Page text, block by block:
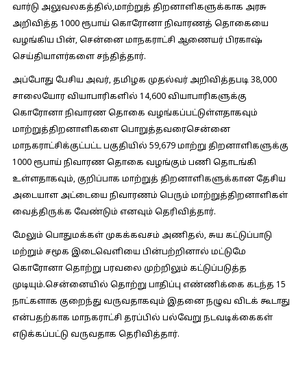
வார்டு அலுவலகத்தில்,மாற்றுத் திறனாளிகளுக்காக அரசு
அறிவித்த 1000 ரூபாய் கொரோனா நிவாரணத் தொகையை
வழங்கிய பின், சென்னை மாநகராட்சி ஆணையர் பிரகாஷ்
செய்தியாளர்களை சந்தித்தார்.
அப்போது பேசிய அவர், தமிழக முதல்வர் அறிவித்தபடி 38,000
சாலையோர வியாபாரிகளில் 14,600 வியாபாரிகளுக்கு
கொரோனா நிவாரண தொகை வழங்கப்பட்டுள்ளதாகவும்
மாற்றுத்திறனாளிகளை பொறுத்தவரைசென்னை
மாநகராட்சிக்குட்பட்ட பகுதியில் 59,679 மாற்று திறனாளிகளுக்கு
1000 ரூபாய் நிவாரண தொகை வழங்கும் பணி தொடங்கி
உள்ளதாகவும், குறிப்பாக மாற்றுத் திறனாளிகளுக்கான தேசிய
அடையாள அட்டையை நிவாரணம் பெரும் மாற்றுத்திறனாளிகள்
வைத்திருக்க வேண்டும் எனவும் தெரிவித்தார்.
மேலும் பொதுமக்கள் முகக்கவசம் அணிதல், சுய கட்டுப்பாடு
மற்றும் சமூக இடைவெளியை பின்பற்றினால் மட்டுமே
கொரோனா தொற்று பரவலை முற்றிலும் கட்டுப்படுத்த
முடியும்.சென்னையில் தொற்று பாதிப்பு எண்ணிக்கை கடந்த 15
நாட்களாக குறைந்து வருவதாகவும் இதனை நழுவ விடக் கூடாது
என்பதற்காக மாநகராட்சி தரப்பில் பல்வேறு நடவடிக்கைகள்
எடுக்கப்பட்டு வருவதாக தெரிவித்தார்.